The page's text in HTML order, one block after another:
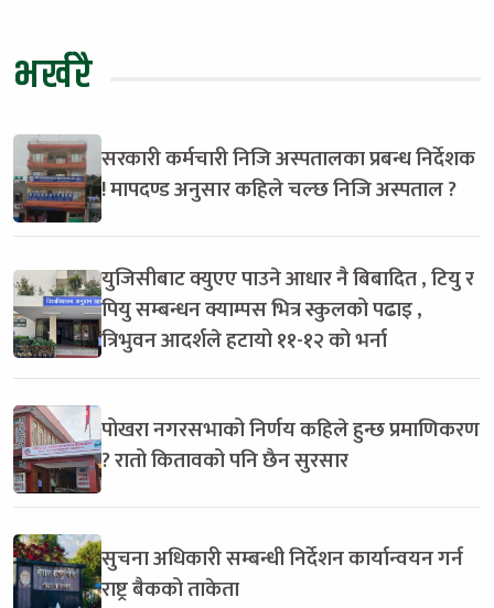
भर्खरै
सरकारी कर्मचारी निजि अस्पतालका प्रबन्ध निर्देशक
! मापदण्ड अनुसार कहिले चल्छ निजि अस्पताल ?
युजिसीबाट क्युएए पाउने आधार नै बिबादित , टियु र
पियु सम्बन्धन क्याम्पस भित्र स्कुलको पढाइ ,
त्रिभुवन आदर्शले हटायो ११-१२ को भर्ना
पोखरा नगरसभाको निर्णय कहिले हुन्छ प्रमाणिकरण
? रातो कितावको पनि छैन सुरसार
सुचना अधिकारी सम्बन्धी निर्देशन कार्यान्वयन गर्न
राष्ट्र बैकको ताकेता